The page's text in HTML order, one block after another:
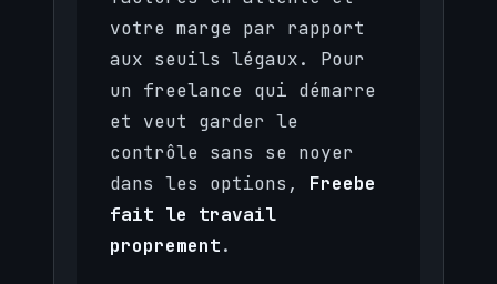
votre marge par rapport
aux seuils légaux. Pour
un freelance qui démarre
et veut garder le
contrôle sans se noyer
dans les options, Freebe
fait le travail
proprement.